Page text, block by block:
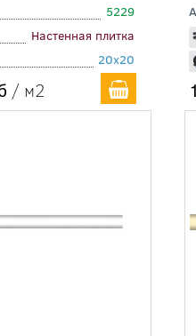
5229
Настенная плитка
20x20
/ м2